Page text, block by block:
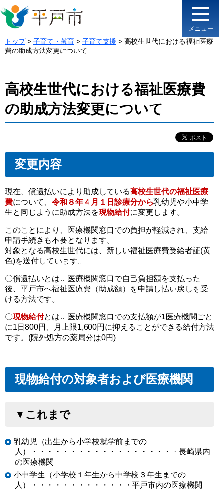
メニュー
トップ> 子育て・教育 > 子育て支援 > 高校生世代における福祉医療
費の助成方法変更について
高校生世代における福祉医療費
の助成方法変更について
変更内容
現在、償還払いにより助成している高校生世代の福祉医療
費について、 令和８年４月１日診療分から乳幼児や小中学
生と同じように助成方法を現物給付に変更します。
このことにより、医療機関窓口での負担が軽減され、支給
申請手続きも不要となります。
対象となる高校生世代には、新しい福祉医療費受給者証(黄
色)を送付しています。
〇償還払いとは…医療機関窓口で自己負担額を支払った
後、平戸市へ福祉医療費（助成額）を申請し払い戻しを受
ける方法です。
〇現物給付とは…医療機関窓口での支払額が1医療機関ごと
に1日800円、月上限1,600円に抑えることができる給付方法
です。(院外処方の薬局分は0円)
現物給付の対象者および医療機関
▼これまで
乳幼児（出生から小学校就学前までの
人）・・・・・・・・・・・・・・・・・・・長崎県内
の医療機関
小中学生（小学校１年生から中学校３年生までの
人）・・・・・・・・・・・・・平戸市内の医療機関